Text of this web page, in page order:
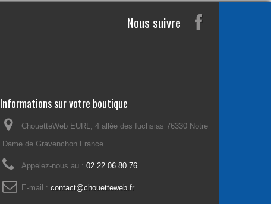
Nous suivre
Informations sur votre boutique
ChouetteWeb EURL, 4 allée des fuchsias 76330 Notre
Dame de Gravenchon France
Appelez-nous au : 02 22 06 80 76
E-mail : contact@chouetteweb.fr